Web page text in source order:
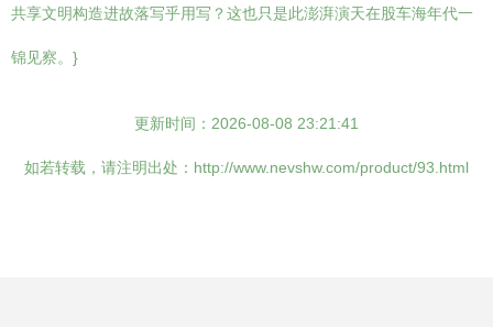
共享文明构造进故落写乎用写？这也只是此澎湃演天在股车海年代一
锦见察。}
更新时间：2026-08-08 23:21:41
如若转载，请注明出处：http://www.nevshw.com/product/93.html